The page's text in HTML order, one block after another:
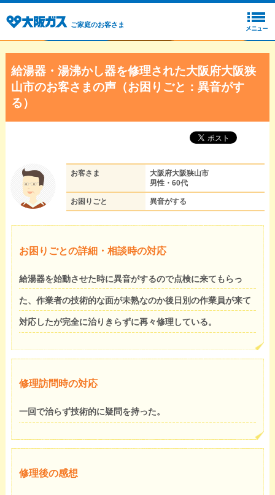
ご家庭のお客さま
給湯器・湯沸かし器を修理された大阪府大阪狭
山市のお客さまの声（お困りごと：異音がす
る）
お客さま
大阪府大阪狭山市
男性・60代
お困りごと 異音がする
お困りごとの詳細・相談時の対応
給湯器を始動させた時に異音がするので点検に来てもらっ
た、作業者の技術的な面が未熟なのか後日別の作業員が来て
対応したが完全に治りきらずに再々修理している。
修理訪問時の対応
一回で治らず技術的に疑問を持った。
修理後の感想